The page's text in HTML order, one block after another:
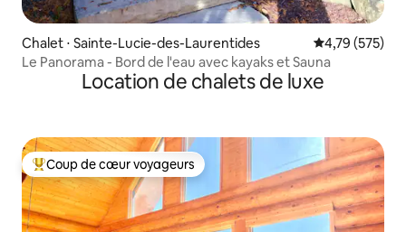
Chalet ⋅ Sainte-Lucie-des-Laurentides Évaluation
4,79 (575)
Le Panorama - Bord de l'eau avec kayaks et Sauna
Location de chalets de luxe
Coups de cœur voyageurs les plus appréciés
Coup de cœur voyageurs